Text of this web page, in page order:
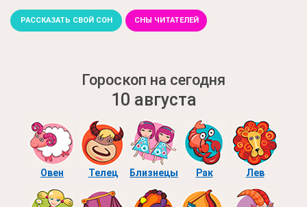
РАССКАЗАТЬ СВОЙ СОН СНЫ ЧИТАТЕЛЕЙ
Гороскоп на сегодня
10 августа
Овен Телец Близнецы Рак Лев